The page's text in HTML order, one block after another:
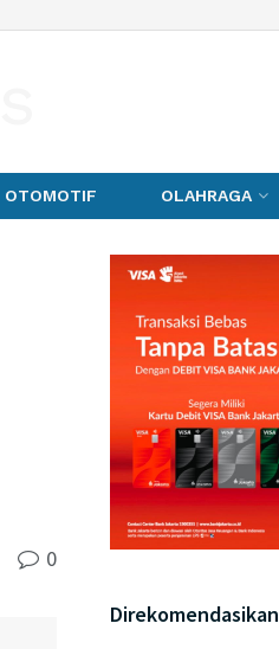
OTOMOTIF OLAHRAGA
0
Direkomendasikan